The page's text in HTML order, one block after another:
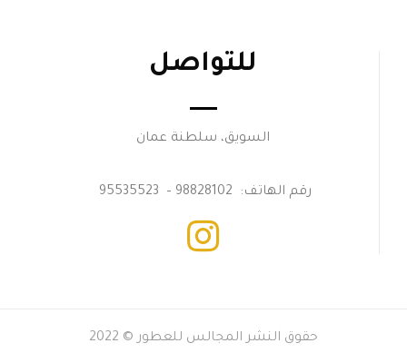
للتواصل
السويق، سلطنة عمان
رقم الهاتف: 98828102 – 95535523
حقوق النشر المجالس للعطور © 2022